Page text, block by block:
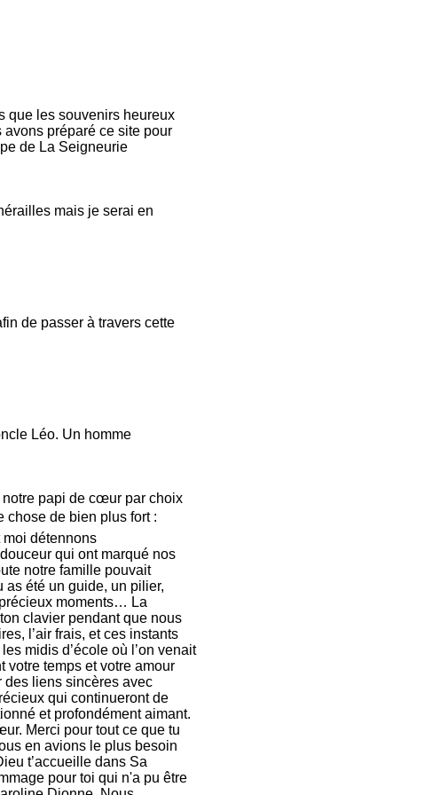
que les souvenirs heureux
préparé ce site pour
de La Seigneurie
mais je serai en
de passer à travers cette
Léo. Un homme
notre papi de cœur par choix
de bien plus fort :
moi détennons
qui ont marqué nos
notre famille pouvait
as été un guide, un pilier,
moments… La
clavier pendant que nous
l’air frais, et ces instants
midis d’école où l’on venait
votre temps et votre amour
des liens sincères avec
qui continueront de
et profondément aimant.
Merci pour tout ce que tu
en avions le plus besoin
t’accueille dans Sa
pour toi qui n'a pu être